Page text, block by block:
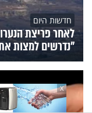
חדשות היום
לאחר פריצת
"נדרשים למצות
X